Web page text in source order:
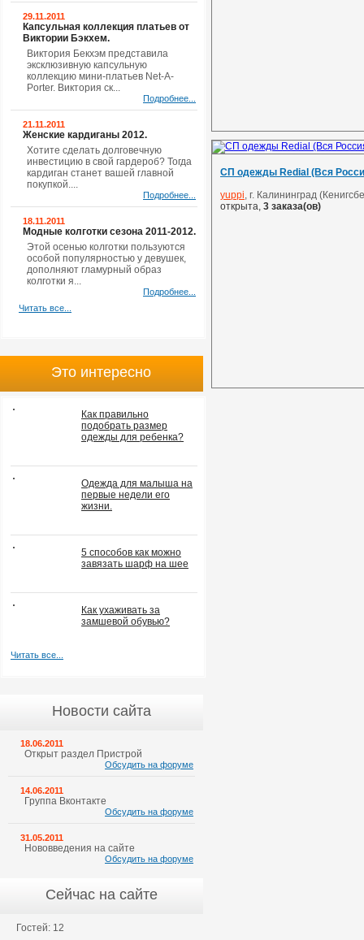
СП одежды Redial (Вся
yuppi, г. Калининград
открыта, 3 заказа(ов)
29.11.2011
Капсульная коллекция платьев от
Виктории Бэкхем.
Виктория Бекхэм представила
эксклюзивную капсульную
коллекцию мини-платьев Net-A-
Porter. Виктория ск...
Подробнее...
21.11.2011
Женские кардиганы 2012.
Хотите сделать долговечную
инвестицию в свой гардероб? Тогда
кардиган станет вашей главной
покупкой....
Подробнее...
18.11.2011
Модные колготки сезона 2011-2012.
Этой осенью колготки пользуются
особой популярностью у девушек,
дополняют гламурный образ
колготки я...
Подробнее...
Читать все...
Это интересно
Как правильно
подобрать размер
одежды для ребенка?
Одежда для малыша на
первые недели его
жизни.
5 способов как можно
завязать шарф на шее
Как ухаживать за
замшевой обувью?
Читать все...
Новости сайта
18.06.2011
Открыт раздел Пристрой
Обсудить на форуме
14.06.2011
Группа Вконтакте
Обсудить на форуме
31.05.2011
Нововведения на сайте
Обсудить на форуме
Сейчас на сайте
Гостей: 12